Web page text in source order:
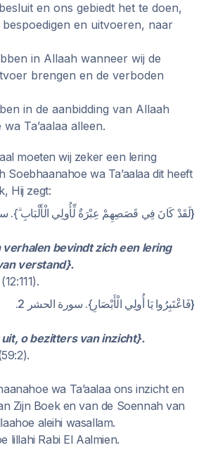
en ons gebiedt het te doen,
en uitvoeren, naar
in Allaah wanneer wij de
brengen en de verboden
in de aanbidding van Allaah
Ta’aalaa alleen.
moeten wij zeker een lering
Soebhaanahoe wa Ta’aalaa dit heeft
Hij zegt:
{لَقَدْ كَانَ فِي قَصَصِهِمْ عِبْرَةٌ لِّأُولِي الْأَلْبَابِ ۗ}.
bevindt zich een lering
verstand}.
{فَاعْتَبِرُوا يَا أُولِي الْأَبْصَارِ}. سورة الحشر 2.
o bezitters van inzicht}.
wa Ta’aalaa ons inzicht en
Zijn Boek en van de Soennah van
aleihi wasallam.
lillahi Rabi El Aalmien.